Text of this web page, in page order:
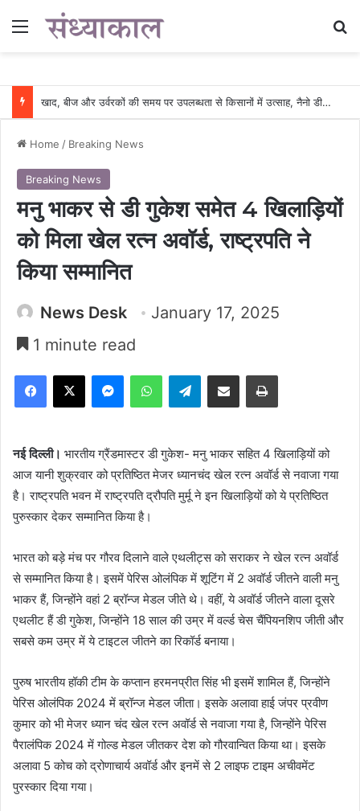
Menu
खाद, बीज और उर्वरकों की समय पर उपलब्धता से किसानों में उत्साह, नैनो डीएपी और नैनो यूरिया बने किसानों के भरोसेमंद कृषि साथी…..
Home / Breaking News
Breaking News
मनु भाकर से डी गुकेश समेत 4 खिलाड़ियों
को मिला खेल रत्न अवॉर्ड, राष्ट्रपति ने
किया सम्मानित
News Desk
January 17, 2025
1 minute read
Facebook
X MessengerWhatsAppTelegramShare via Email Print
नई दिल्ली। भारतीय ग्रैंडमास्टर डी गुकेश- मनु भाकर सहित 4 खिलाड़ियों को
आज यानी शुक्रवार को प्रतिष्ठित मेजर ध्यानचंद खेल रत्न अवॉर्ड से नवाजा गया
है। राष्ट्रपति भवन में राष्ट्रपति द्रौपति मुर्मू ने इन खिलाड़ियों को ये प्रतिष्ठित
पुरुस्कार देकर सम्मानित किया है।
भारत को बड़े मंच पर गौरव दिलाने वाले एथलीट्स को सराकर ने खेल रत्न अवॉर्ड
से सम्मानित किया है। इसमें पेरिस ओलंपिक में शूटिंग में 2 अवॉर्ड जीतने वाली मनु
भाकर हैं, जिन्होंने वहां 2 ब्रॉन्ज मेडल जीते थे। वहीं, ये अवॉर्ड जीतने वाला दूसरे
एथलीट हैं डी गुकेश, जिन्होंने 18 साल की उम्र में वर्ल्ड चेस चैंपियनशिप जीती और
सबसे कम उम्र में ये टाइटल जीतने का रिकॉर्ड बनाया।
पुरुष भारतीय हॉकी टीम के कप्तान हरमनप्रीत सिंह भी इसमें शामिल हैं, जिन्होंने
पेरिस ओलंपिक 2024 में ब्रॉन्ज मेडल जीता। इसके अलावा हाई जंपर प्रवीण
कुमार को भी मेजर ध्यान चंद खेल रत्न अवॉर्ड से नवाजा गया है, जिन्होंने पेरिस
पैरालंपिक 2024 में गोल्ड मेडल जीतकर देश को गौरवान्वित किया था। इसके
अलावा 5 कोच को द्रोणाचार्य अवॉर्ड और इनमें से 2 लाइफ टाइम अचीवमेंट
पुरस्कार दिया गया।